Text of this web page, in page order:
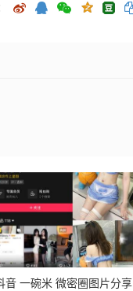
音 一碗米 微密圈图片分享